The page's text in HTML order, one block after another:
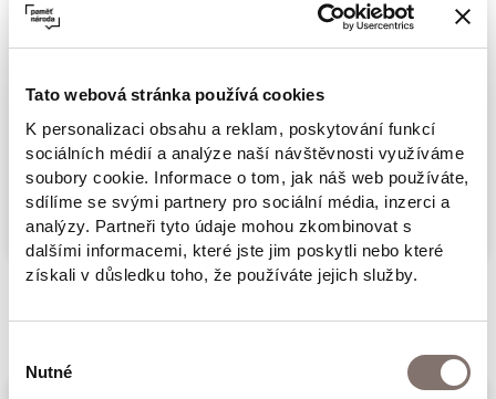
Tato webová stránka používá cookies
K personalizaci obsahu a reklam, poskytování funkcí
sociálních médií a analýze naší návštěvnosti využíváme
soubory cookie. Informace o tom, jak náš web používáte,
sdílíme se svými partnery pro sociální média, inzerci a
analýzy. Partneři tyto údaje mohou zkombinovat s
dalšími informacemi, které jste jim poskytli nebo které
získali v důsledku toho, že používáte jejich služby.
souhlasu
Nutné
další. Jména, z nichž některá jsou známá
moc neřeknou, ale ve své době je znal každý.
Jména, která psala příběhy dvacátého století.
Více
Související produkty